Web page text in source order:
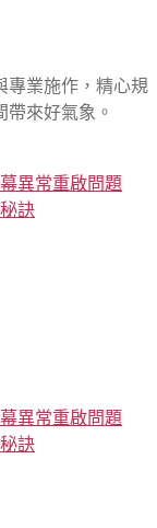
專業施作，精心規
來好氣象。
異常重啟問題
訣
異常重啟問題
訣